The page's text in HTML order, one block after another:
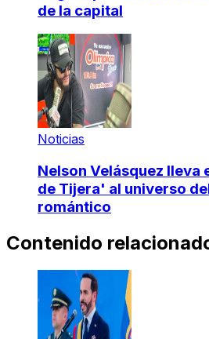
de la capital
Noticias
Nelson Velásquez lleva
de Tijera' al universo
romántico
Contenido